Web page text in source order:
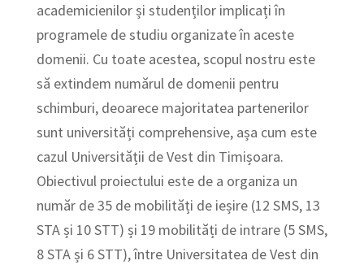
academicienilor și studenților implicați în
programele de studiu organizate în aceste
domenii. Cu toate acestea, scopul nostru este
să extindem numărul de domenii pentru
schimburi, deoarece majoritatea partenerilor
sunt universități comprehensive, așa cum este
cazul Universității de Vest din Timișoara.
Obiectivul proiectului este de a organiza un
număr de 35 de mobilități de ieșire (12 SMS, 13
STA și 10 STT) și 19 mobilități de intrare (5 SMS,
8 STA și 6 STT), între Universitatea de Vest din